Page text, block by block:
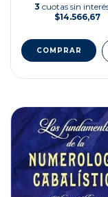
3 cuotas sin
$14.566,67